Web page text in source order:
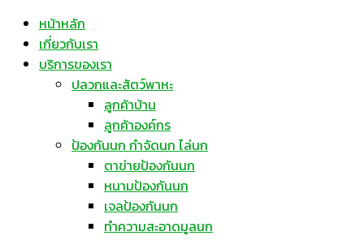
หน้าหลัก
เกี่ยวกับเรา
บริการของเรา
ปลวกและสัตว์พาหะ
ลูกค้าบ้าน
ลูกค้าองค์กร
ป้องกันนก กำจัดนก ไล่นก
ตาข่ายป้องกันนก
หนามป้องกันนก
เจลป้องกันนก
ทำความสะอาดมูลนก